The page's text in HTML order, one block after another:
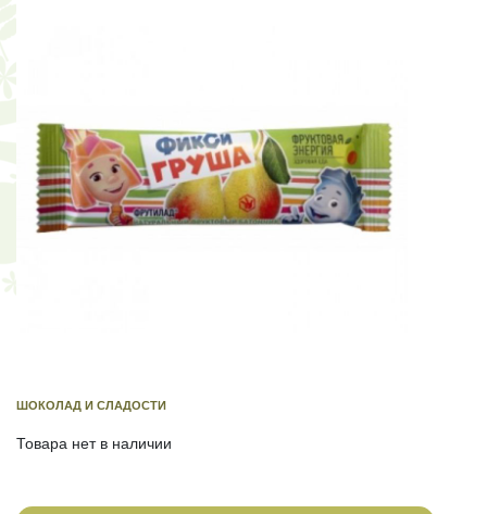
ШОКОЛАД И СЛАДОСТИ
Товара нет в наличии